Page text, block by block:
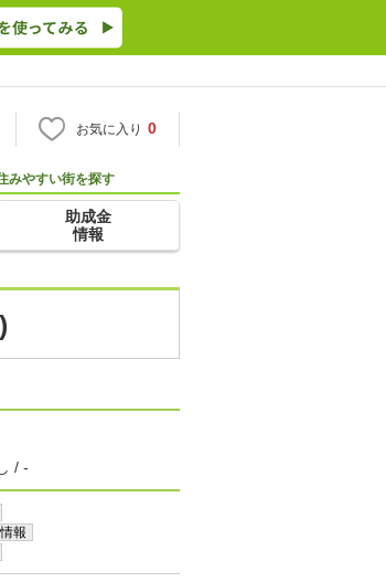
お気に入り 0
みやすい街を探す
助成金
情報
/ -
報